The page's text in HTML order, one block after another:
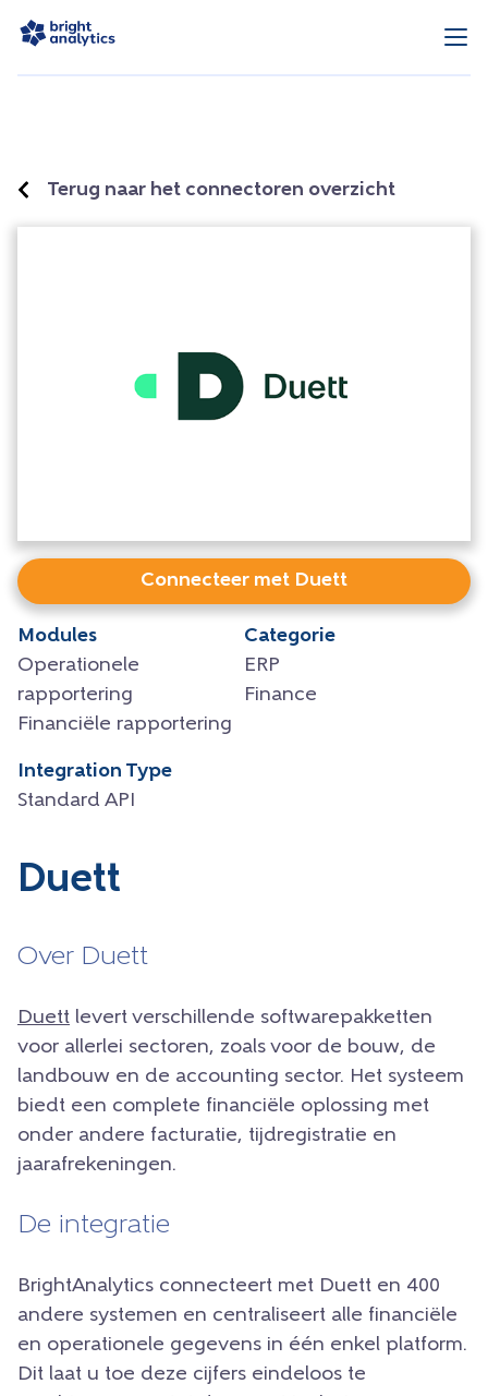
Terug naar het connectoren overzicht
Connecteer met Duett
Modules
Operationele
rapportering
Financiële rapportering
Categorie
ERP
Finance
Integration Type
Standard API
Duett
Over Duett
Duett levert verschillende softwarepakketten
voor allerlei sectoren, zoals voor de bouw, de
landbouw en de accounting sector. Het systeem
biedt een complete financiële oplossing met
onder andere facturatie, tijdregistratie en
jaarafrekeningen.
De integratie
BrightAnalytics connecteert met Duett en 400
andere systemen en centraliseert alle financiële
en operationele gegevens in één enkel platform.
Dit laat u toe deze cijfers eindeloos te